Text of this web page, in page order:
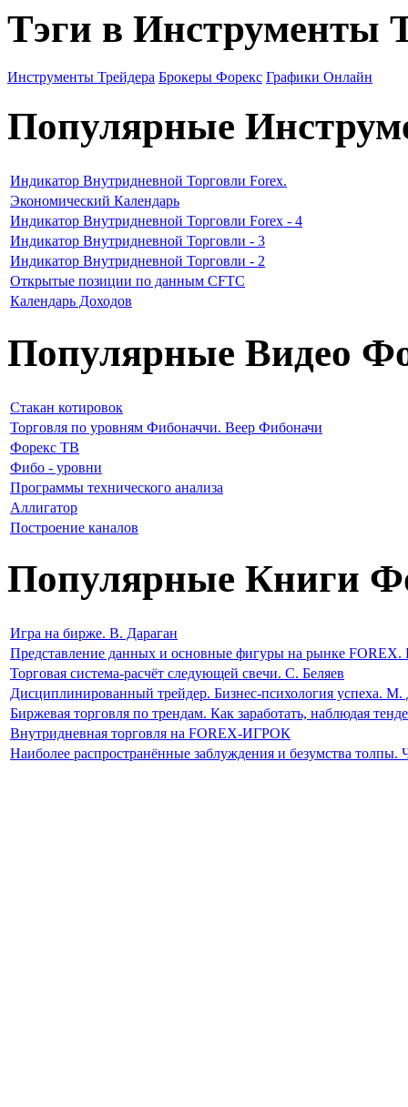
Тэги в Инструменты
Инструменты Трейдера Брокеры Форекс Графики Онлайн
Популярные
Индикатор Внутридневной Торговли Forex.
Экономический Календарь
Индикатор Внутридневной Торговли Forex - 4
Индикатор Внутридневной Торговли - 3
Индикатор Внутридневной Торговли - 2
Открытые позиции по данным CFTC
Календарь Доходов
Популярные Видео
Стакан котировок
Торговля по уровням Фибоначчи. Веер Фибоначи
Форекс ТВ
Фибо - уровни
Программы технического анализа
Аллигатор
Построение каналов
Популярные Книги
Игра на бирже. В. Дараган
Представление данных и основные фигуры на рынке
Торговая система-расчёт следующей свечи. С. Беляев
Дисциплинированный трейдер. Бизнес-психология успеха. М.
Биржевая торговля по трендам. Как заработать, наблюдая
Внутридневная торговля на FOREX-ИГРОК
Наиболее распространённые заблуждения и безумства толпы.